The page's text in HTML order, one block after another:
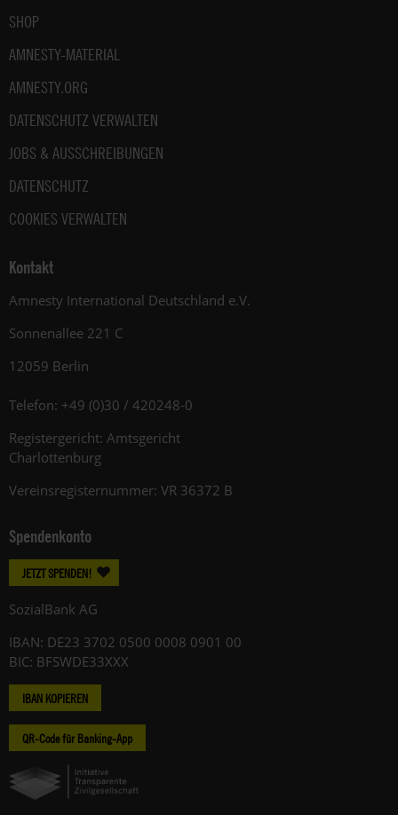
SHOP
AMNESTY-MATERIAL
AMNESTY.ORG
DATENSCHUTZ VERWALTEN
JOBS & AUSSCHREIBUNGEN
DATENSCHUTZ
COOKIES VERWALTEN
Kontakt
Amnesty International Deutschland e.V.
Sonnenallee 221 C
12059 Berlin
Telefon: +49 (0)30 / 420248-0
Registergericht: Amtsgericht
Charlottenburg
Vereinsregisternummer: VR 36372 B
Spendenkonto
JETZT SPENDEN!
SozialBank AG
IBAN: DE23 3702 0500 0008 0901 00
BIC: BFSWDE33XXX
IBAN KOPIEREN
QR-Code für Banking-App